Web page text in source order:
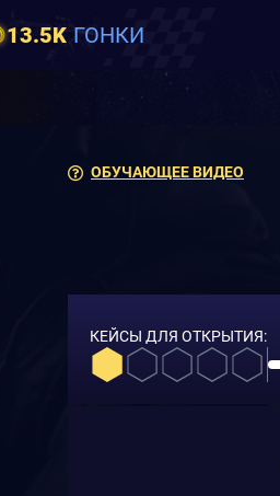
13.5K ГОНКИ
ОБУЧАЮЩЕЕ ВИДЕО
КЕЙСЫ ДЛЯ ОТКРЫТИЯ: